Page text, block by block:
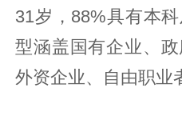
31岁，88%具有本
型涵盖国有企业、政
外资企业、自由职业